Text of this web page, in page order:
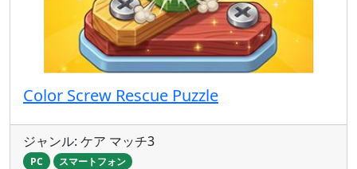
Color Screw Rescue Puzzle
ジャンル: ケア マッチ3
PC スマートフォン